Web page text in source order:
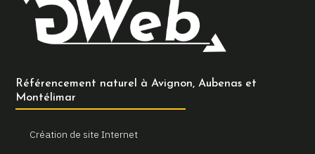
Référencement naturel à Avignon, Aubenas et
Montélimar
Création de site Internet